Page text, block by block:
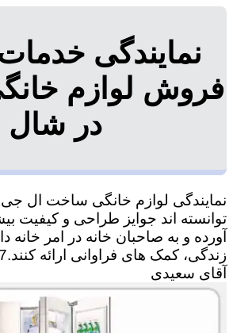
نمایندگی
فروش لوازم
در شال
نمایندگی لوازم خانگی ساخت ال جی
توانسته اند جوایز طراحی و کیفیت
آورده و به صاحبان خانه در امر خانه
آقای سعیدی